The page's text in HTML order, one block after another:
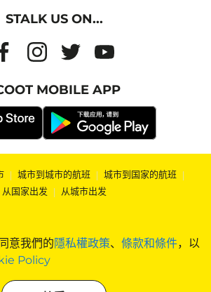
意我們的隱私權政策、 條款和條件，以
Policy
STALK US ON...
MOBILE APP
| 城市到城市的航班 | 城市到国家的航班 |
从国家出发 | 从城市出发